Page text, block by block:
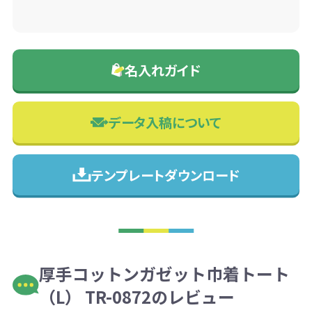
名入れガイド
データ入稿について
テンプレートダウンロード
厚手コットンガゼット巾着トート
（L） TR-0872のレビュー